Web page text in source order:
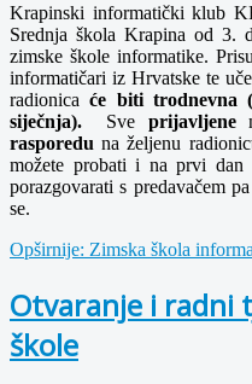
Krapinski informatički klub
Srednja škola Krapina od 3.
zimske škole informatike.
informatičari iz Hrvatske te
radionicaće biti trodnevna
siječnja).
Sve prijavljene
rasporedu na željenu
možete probati i na prvi dan
porazgovarati s predavačem
se.
Opširnije: Zimska škola
Otvaranje i radni
škole